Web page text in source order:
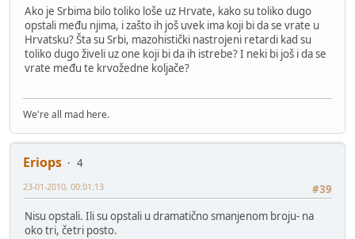
Ako je Srbima bilo toliko loše uz Hrvate, kako su toliko dugo
opstali među njima, i zašto ih još uvek ima koji bi da se vrate u
Hrvatsku? Šta su Srbi, mazohistički nastrojeni retardi kad su
toliko dugo živeli uz one koji bi da ih istrebe? I neki bi još i da se
vrate među te krvožedne koljače?
We're all mad here.
Eriops
4
#39
23-01-2010, 00:01:13
Nisu opstali. Ili su opstali u dramatično smanjenom broju- na
oko tri, četri posto.